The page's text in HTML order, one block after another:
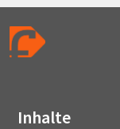
Inhalte